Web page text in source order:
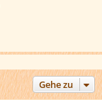
Gehe zu